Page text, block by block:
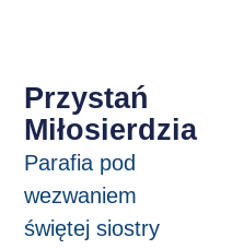
Przystań
Miłosierdzia
Parafia pod
wezwaniem
świętej siostry